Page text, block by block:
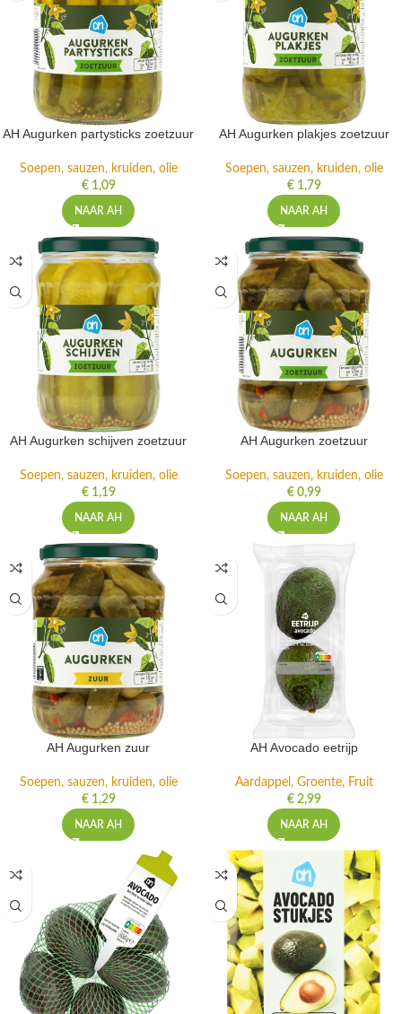
AH Augurken partysticks zoetzuur
Soepen, sauzen, kruiden, olie
€1,09
NAAR AH
AH Augurken plakjes zoetzuur
Soepen, sauzen, kruiden, olie
€1,79
NAAR AH
AH Augurken schijven zoetzuur
Soepen, sauzen, kruiden, olie
€1,19
NAAR AH
AH Augurken zoetzuur
Soepen, sauzen, kruiden, olie
€0,99
NAAR AH
AH Augurken zuur
Soepen, sauzen, kruiden, olie
€1,29
NAAR AH
AH Avocado eetrijp
Aardappel, Groente, Fruit
€2,99
NAAR AH